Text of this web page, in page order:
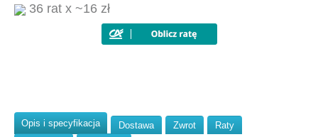
36 rat x ~16 zł
Opis i specyfikacja Dostawa Zwrot
Raty